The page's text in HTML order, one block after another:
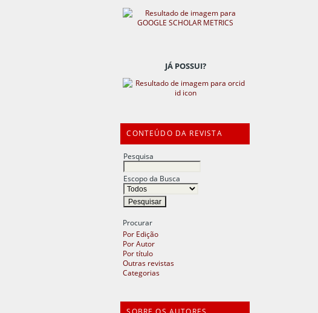
JÁ POSSUI?
CONTEÚDO DA REVISTA
Pesquisa
Escopo da Busca
Procurar
Por Edição
Por Autor
Por título
Outras revistas
Categorias
SOBRE OS AUTORES